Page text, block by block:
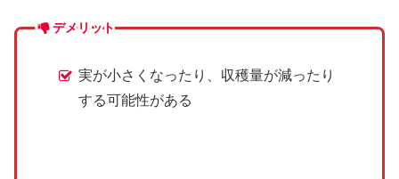
デメリット
実が小さくなったり、収穫量が減ったり
する可能性がある